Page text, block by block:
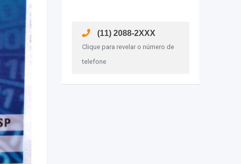
(11) 2088-2XXX
Clique para revelar o número de
telefone